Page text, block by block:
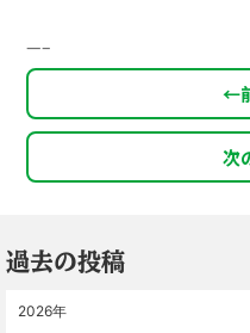
—–
←
次
過去の投稿
2026年